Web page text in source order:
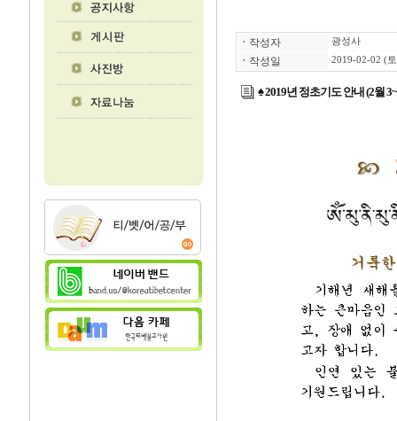
ㆍ 작성자 광성사
ㆍ 작성일 2019-02-02 (
♠ 2019년 정초기도 안내 (2월